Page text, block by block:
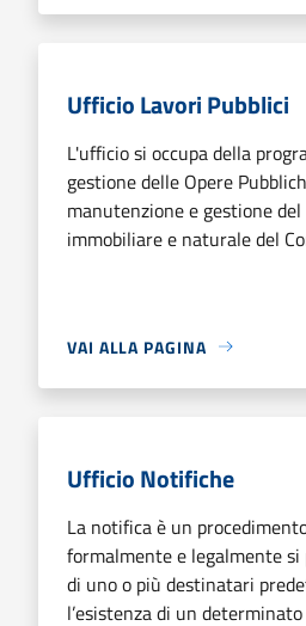
Ufficio Lavori Pubblici
L'ufficio si occupa della
gestione delle Opere
manutenzione e gestione
immobiliare e naturale del
VAI ALLA PAGINA
Ufficio Notifiche
La notifica è un
formalmente e legalmente si
di uno o più destinatari
l’esistenza di un